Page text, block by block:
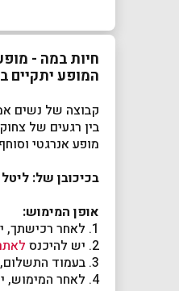
חיות במה - מופע
המופע יתקיים
קבוצה של נשים
בין רגעים של
מופע אנרגטי
בכיכובן של:
אופן המימוש:
1. לאחר רכישתך, יתקבל קוד למייל ולטלפון הנייד
2. יש להיכנס
3. בעמוד התשלום, בשדה "הנחות ושוברים" יש להזין את הקוד שהתקבל ב-SMS
4. לאחר המימוש, יתקבל כרטיס דיגיטלי להצגה